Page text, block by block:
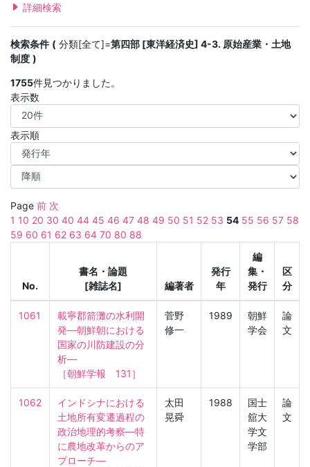
詳細検索
検索条件 分類[全て]=第四部 [東洋経済史] 4-3. 原始産業・土地
制度
1755件見つかりました。
表示数
表示順
Page 前 次
1 10 20 30 40 44 45 46 47 48 49 50 51 52 53 54 55 56 57 58
59 60 61 62 63 64 70 80 88
No.
書名・論題
[雑誌名]
編著者
発行
年
編
集・
発行
区
分
1061
載寧郡箭灘の水利開
発—朝鮮朝における
国家の川防建設の分
析—
［朝鮮学報　131］
菅野
修一
1989
朝鮮
学会
論
文
1062
インドシナにおける
土地所有変遷過程の
政治地理的考察—特
に農地改革からのア
プローチ—
太田
晃舜
1988
国士
舘大
学文
学部
論
文